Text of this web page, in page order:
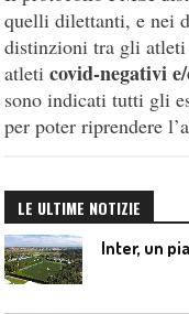
quelli dilettanti, e nei
distinzioni tra gli
atleticovid-negativi
sono indicati tutti gli
per poter riprendere
LE ULTIME NOTIZIE